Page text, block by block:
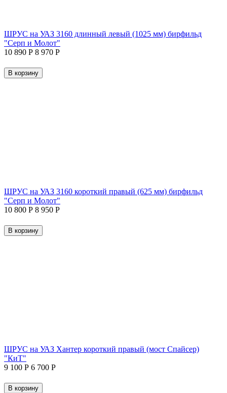
ШРУС на УАЗ 3160 длинный левый (1025 мм) бирфильд
"Серп и Молот"
10 890 Р 8 970 Р
В корзину
ШРУС на УАЗ 3160 короткий правый (625 мм) бирфильд
"Серп и Молот"
10 800 Р 8 950 Р
В корзину
ШРУС на УАЗ Хантер короткий правый (мост Спайсер)
"КиТ"
9 100 Р 6 700 Р
В корзину